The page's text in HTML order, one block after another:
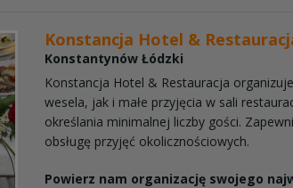
Konstancja Hotel &
Konstantynów Łódzki
Konstancja Hotel & Restauracja
wesela, jak i małe przyjęcia w sali
określania minimalnej liczby gości.
obsługę przyjęć okolicznościowych.
Powierz nam organizację swojego